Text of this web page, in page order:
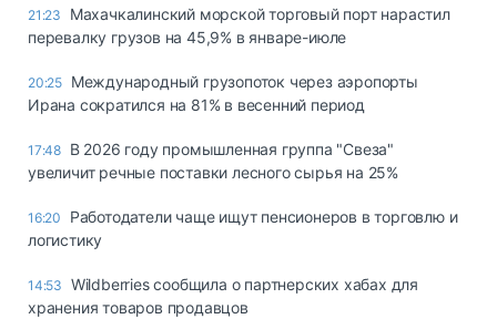
21:23
Махачкалинский морской торговый порт нарастил
перевалку грузов на 45,9% в январе-июле
20:25 Международный грузопоток через аэропорты
Ирана сократился на 81% в весенний период
17:48 В 2026 году промышленная группа "Свеза"
увеличит речные поставки лесного сырья на 25%
16:20
Работодатели чаще ищут пенсионеров в торговлю и
логистику
14:53 Wildberries сообщила о партнерских хабах для
хранения товаров продавцов